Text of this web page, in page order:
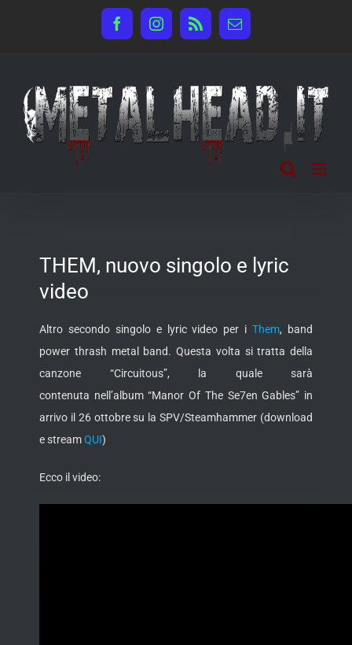
FacebookInstagram
Rss Email
THEM, nuovo singolo e lyric
video
Altro secondo singolo e lyric video per iThem, band
power thrash metal band. Questa volta si tratta della
canzone “Circuitous”, la quale sarà
contenuta nell’album “Manor Of The Se7en Gables” in
arrivo il 26 ottobre su la SPV/Steamhammer (download
e streamQUI)
Ecco il video: